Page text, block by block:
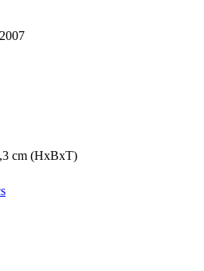
cm (HxBxT)